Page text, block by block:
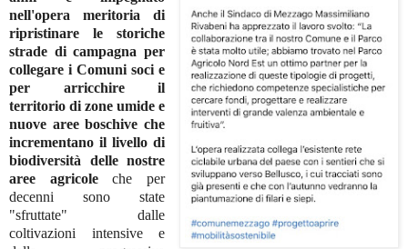
nell'opera meritoria di
ripristinare le storiche
strade di campagna per
collegare i Comuni soci e
per arricchire il
territorio di zone umide e
nuove aree boschive che
incrementano il livello di
biodiversità delle nostre
aree agricoleche per
decenni sono state
"sfruttate" dalle
coltivazioni intensive e